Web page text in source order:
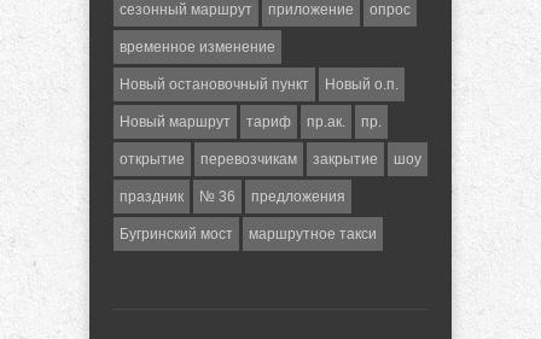
сезонный маршрут приложение опрос
временное изменение
Новый остановочный пункт Новый о.п.
Новый маршрут тариф пр.ак. пр.
открытие перевозчикам закрытие шоу
праздник № 36 предложения
Бугринский мост маршрутное такси